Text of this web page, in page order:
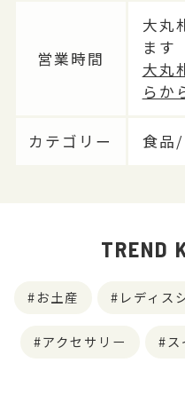
営業時間
大丸
ます
大丸
らか
カテゴリー 食品/
TREND
お土産 レディス
アクセサリー ス